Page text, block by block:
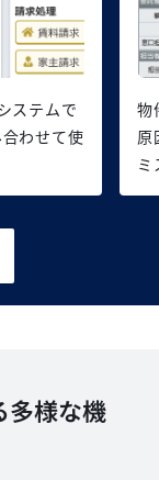
ステムで
わせて使
物
原
ミ
多様な機